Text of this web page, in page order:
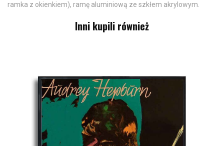
ramka z okienkiem), ramę aluminiową ze szkłem akrylowym.
Inni kupili również